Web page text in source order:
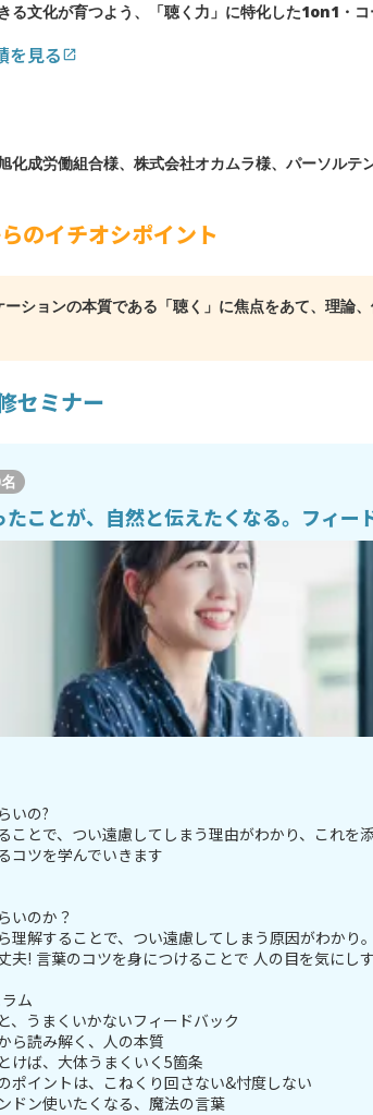
る文化が育つよう、「聴く力」に特化した1on1・コ
を見る open_in_new
化成労働組合様、株式会社オカムラ様、パーソル
のイチオシポイント
ーションの本質である「聴く」に焦点をあて、理論
セミナー
たことが、自然と伝えたくなる。フィー
いの?
ことで、つい遠慮してしまう理由がわかり、これ
コツを学んでいきます
いのか？
理解することで、つい遠慮してしまう原因がわかり。
夫! 言葉のコツを身につけることで 人の目を気にし
ム
、うまくいかないフィードバック
ら読み解く、人の本質
けば、大体うまくいく5箇条
ポイントは、こねくり回さない&忖度しない
ドン使いたくなる、魔法の言葉